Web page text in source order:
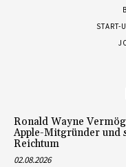
START-
Ronald Wayne
Apple-Mitgründer und
Reichtum
02.08.2026